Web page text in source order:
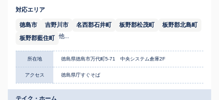
対応エリア
徳島市 吉野川市 名西郡石井町 板野郡松茂町
板野郡北島町
板野郡藍住町 他...
所在地 徳島県徳島市万代町5-71 中央システム倉庫2F
アクセス 徳島県庁すぐそば
テイク・ホーム